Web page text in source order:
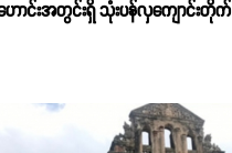
ောင်းအတွင်းရှိ သုံးပန်လှကျောင်းတိုက်